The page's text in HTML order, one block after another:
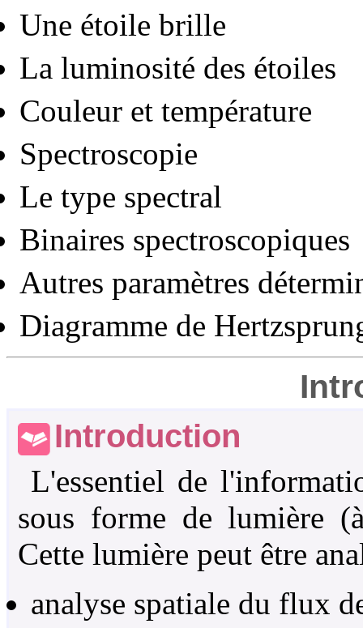
Une étoile brille
La luminosité des étoiles
Couleur et température
Spectroscopie
Le type spectral
Binaires spectroscopiques
Autres paramètres
Diagramme de
Introduction
L'essentiel de
sous forme de lumière
Cette lumière peut être
analyse spatiale du flux